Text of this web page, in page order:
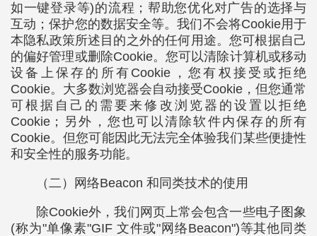
如一键登录等)的流程；帮助您优化对广告的选择与
互动；保护您的数据安全等。我们不会将Cookie用于
本隐私政策所述目的之外的任何用途。您可根据自己
的偏好管理或删除Cookie。您可以清除计算机或移动
设备上保存的所有Cookie，您有权接受或拒绝
Cookie。大多数浏览器会自动接受Cookie，但您通常
可根据自己的需要来修改浏览器的设置以拒绝
Cookie；另外，您也可以清除软件内保存的所有
Cookie。但您可能因此无法完全体验我们某些便捷性
和安全性的服务功能。
（二）网络Beacon 和同类技术的使用
除Cookie外，我们网页上常会包含一些电子图象
(称为"单像素"GIF 文件或"网络Beacon")等其他同类